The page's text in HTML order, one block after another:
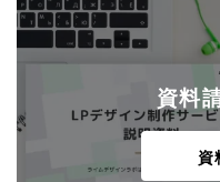
資料
資